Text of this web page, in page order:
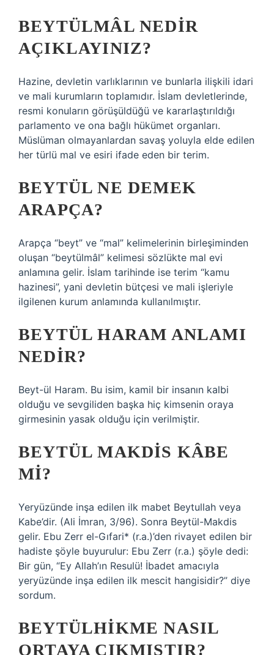
BEYTÜLMÂL NEDIR
AÇIKLAYINIZ?
Hazine, devletin varlıklarının ve bunlarla ilişkili idari
ve mali kurumların toplamıdır. İslam devletlerinde,
resmi konuların görüşüldüğü ve kararlaştırıldığı
parlamento ve ona bağlı hükümet organları.
Müslüman olmayanlardan savaş yoluyla elde edilen
her türlü mal ve esiri ifade eden bir terim.
BEYTÜL NE DEMEK
ARAPÇA?
Arapça “beyt” ve “mal” kelimelerinin birleşiminden
oluşan “beytülmâl” kelimesi sözlükte mal evi
anlamına gelir. İslam tarihinde ise terim “kamu
hazinesi”, yani devletin bütçesi ve mali işleriyle
ilgilenen kurum anlamında kullanılmıştır.
BEYTÜL HARAM ANLAMI
NEDIR?
Beyt-ül Haram. Bu isim, kamil bir insanın kalbi
olduğu ve sevgiliden başka hiç kimsenin oraya
girmesinin yasak olduğu için verilmiştir.
BEYTÜL MAKDIS KÂBE
MI?
Yeryüzünde inşa edilen ilk mabet Beytullah veya
Kabe’dir. (Ali İmran, 3/96). Sonra Beytül-Makdis
gelir. Ebu Zerr el-Gıfari* (r.a.)’den rivayet edilen bir
hadiste şöyle buyurulur: Ebu Zerr (r.a.) şöyle dedi:
Bir gün, “Ey Allah’ın Resulü! İbadet amacıyla
yeryüzünde inşa edilen ilk mescit hangisidir?” diye
sordum.
BEYTÜLHIKME NASIL
ORTAYA ÇIKMIŞTIR?